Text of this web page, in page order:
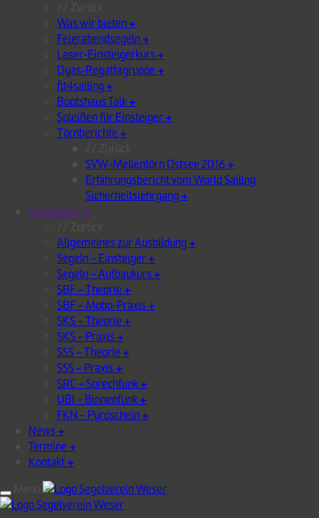
Was wir bieten+
Feierabendsegeln+
Laser-Einsteigerkurs+
Dyas-Regattagruppe+
fit4sailing+
Bootshaus Talk+
Spleißen für Einsteiger+
Törnberichte+
SVW-Meilentörn Ostsee 2016+
Erfahrungsbericht vom World Sailing
Sicherheitslehrgang+
Ausbildung+
Allgemeines zur Ausbildung+
Segeln – Einsteiger+
Segeln – Aufbaukurs+
SBF – Theorie+
SBF – Mobo-Praxis+
SKS – Theorie+
SKS – Praxis+
SSS – Theorie+
SSS – Praxis+
SRC – Sprechfunk+
UBI – Binnenfunk+
FKN – Pyroschein+
News+
Termine+
Kontakt+